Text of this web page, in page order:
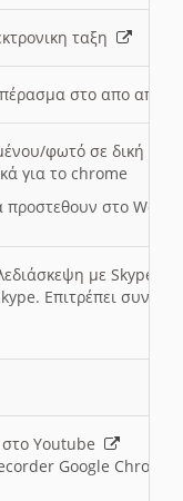
ταξη
πέρασμα στο απο
φωτό σε δική
για το chrome
στο Word
με Skype
Επιτρέπει
στο Youtube
Google Chrome